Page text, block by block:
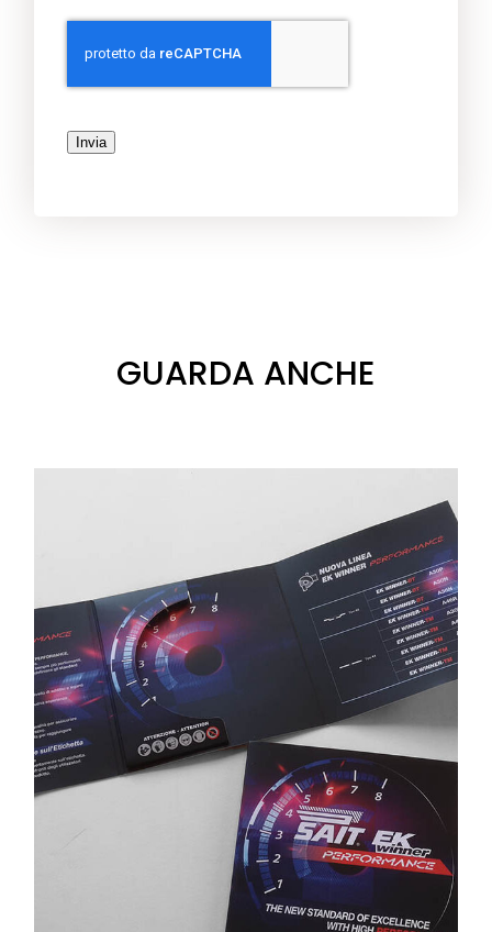
Invia
GUARDA ANCHE